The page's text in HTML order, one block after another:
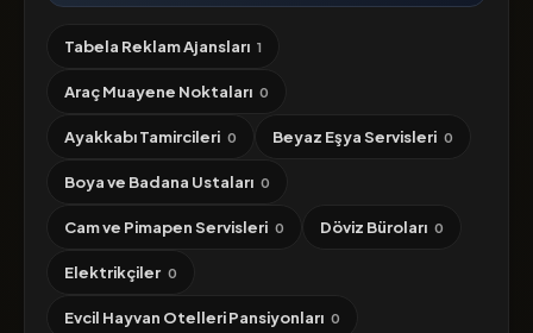
Tabela Reklam Ajansları 1
Araç Muayene Noktaları 0
Ayakkabı Tamircileri 0 Beyaz Eşya Servisleri 0
Boya ve Badana Ustaları 0
Cam ve Pimapen Servisleri 0 Döviz Büroları 0
Elektrikçiler 0
Evcil Hayvan Otelleri Pansiyonları 0